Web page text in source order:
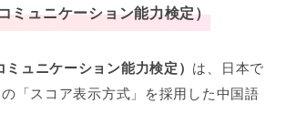
ミュニケーション能力検定）
ュニケーション能力検定） は、日本で
「スコア表示方式」を採用した中国語